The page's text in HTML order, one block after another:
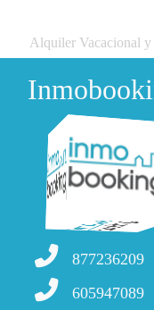
Alquiler Vacacional
877236209
605947089